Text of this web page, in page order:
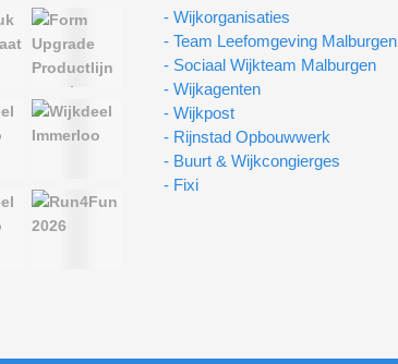
- Wijkorganisaties
- Team Leefomgeving Malburgen
- Sociaal Wijkteam Malburgen
- Wijkagenten
- Wijkpost
- Rijnstad Opbouwwerk
- Buurt & Wijkcongierges
- Fixi